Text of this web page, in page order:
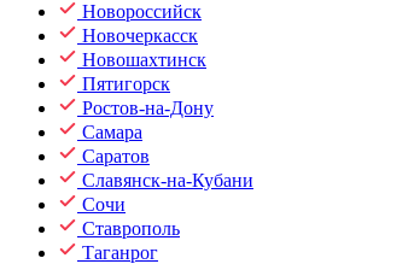
Новороссийск
Новочеркасск
Новошахтинск
Пятигорск
Ростов-на-Дону
Самара
Саратов
Славянск-на-Кубани
Сочи
Ставрополь
Таганрог